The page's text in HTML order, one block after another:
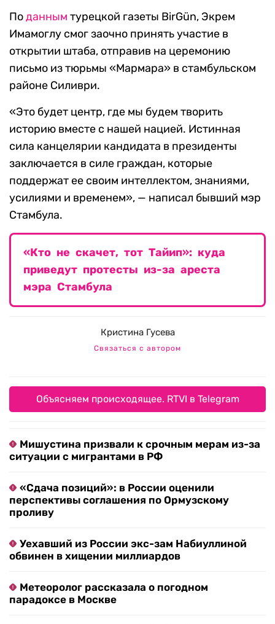
Поданным турецкой газеты BirGün, Экрем
Имамоглу смог заочно принять участие в
открытии штаба, отправив на церемонию
письмо из тюрьмы «Мармара» в стамбульском
районе Силиври.
«Это будет центр, где мы будем творить
историю вместе с нашей нацией. Истинная
сила канцелярии кандидата в президенты
заключается в силе граждан, которые
поддержат ее своим интеллектом, знаниями,
усилиями и временем», — написал бывший мэр
Стамбула.
«Кто не скачет, тот Тайип»: куда
приведут протесты из-за ареста
мэра Стамбула
Кристина Гусева
Связаться с автором
Объясняем происходящее. RTVI в Telegram
Мишустина призвали к срочным мерам из-за
ситуации с мигрантами в РФ
«Сдача позиций»: в России оценили
перспективы соглашения по Ормузскому
проливу
Уехавший из России экс-зам Набиуллиной
обвинен в хищении миллиардов
Метеоролог рассказала о погодном
парадоксе в Москве